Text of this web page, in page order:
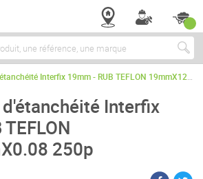
Chercher
Interfix 19mm - RUB TEFLON 19mmX12mX0.08 250p
d'étanchéité Interfix
250p